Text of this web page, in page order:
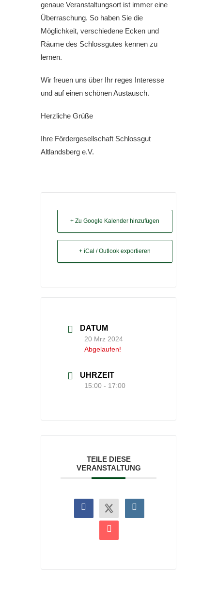
genaue Veranstaltungsort ist immer eine
Überraschung. So haben Sie die
Möglichkeit, verschiedene Ecken und
Räume des Schlossgutes kennen zu
lernen.
Wir freuen uns über Ihr reges Interesse
und auf einen schönen Austausch.
Herzliche Grüße
Ihre Fördergesellschaft Schlossgut
Altlandsberg e.V.
+ Zu Google Kalender hinzufügen
+ iCal / Outlook exportieren
DATUM
20 Mrz 2024
Abgelaufen!
UHRZEIT
15:00 - 17:00
TEILE DIESE
VERANSTALTUNG